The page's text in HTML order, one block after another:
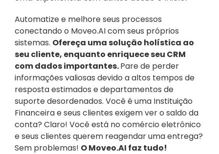
Automatize e melhore seus processos
conectando o Moveo.AI com seus próprios
sistemas. Ofereça uma solução holística ao
seu cliente, enquanto enriquece seu CRM
com dados importantes. Pare de perder
informações valiosas devido a altos tempos de
resposta estimados e departamentos de
suporte desordenados. Você é uma Instituição
Financeira e seus clientes exigem ver o saldo da
conta? Claro! Você está no comércio eletrônico
e seus clientes querem reagendar uma entrega?
Sem problemas! O Moveo.AI faz tudo!